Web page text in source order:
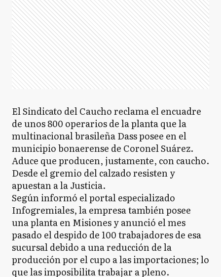
El Sindicato del Caucho reclama el encuadre
de unos 800 operarios de la planta que la
multinacional brasileña Dass posee en el
municipio bonaerense de Coronel Suárez.
Aduce que producen, justamente, con caucho.
Desde el gremio del calzado resisten y
apuestan a la Justicia.
Según informó el portal especializado
Infogremiales, la empresa también posee
una planta en Misiones y anunció el mes
pasado el despido de 100 trabajadores de esa
sucursal debido a una reducción de la
producción por el cupo a las importaciones; lo
que las imposibilita trabajar a pleno.